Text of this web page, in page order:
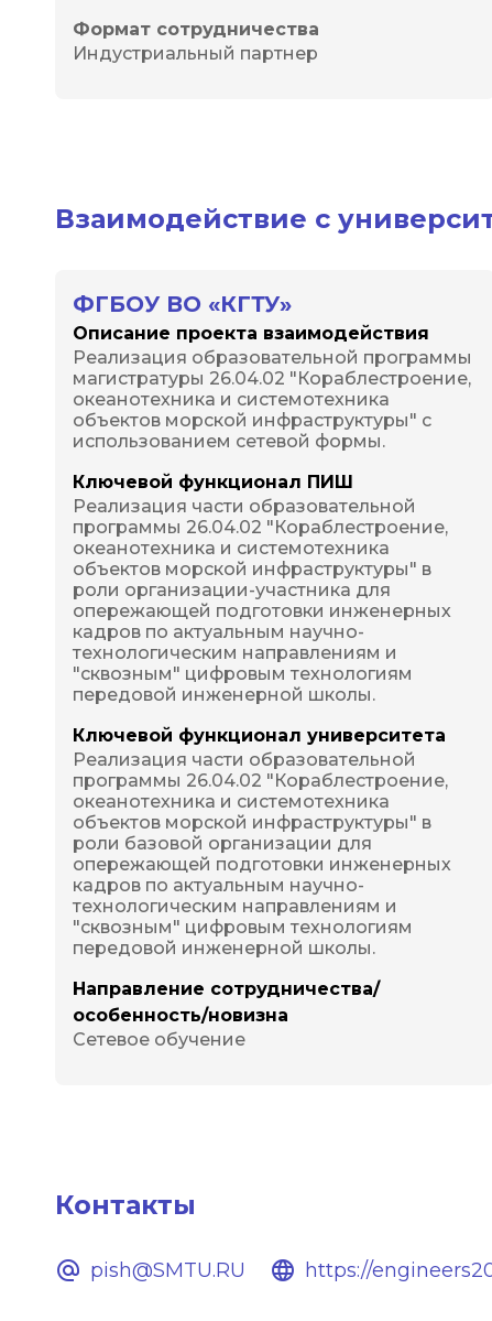
Формат сотрудничества
Индустриальный партнер
Взаимодействие с
ФГБОУ ВО «КГТУ»
Описание проекта взаимодействия
Реализация образовательной программы
магистратуры 26.04.02 "Кораблестроение,
океанотехника и системотехника
объектов морской инфраструктуры" с
использованием сетевой формы.
Ключевой функционал ПИШ
Реализация части образовательной
программы 26.04.02 "Кораблестроение,
океанотехника и системотехника
объектов морской инфраструктуры" в
роли организации-участника для
опережающей подготовки инженерных
кадров по актуальным научно-
технологическим направлениям и
"сквозным" цифровым технологиям
передовой инженерной школы.
Ключевой функционал университета
Реализация части образовательной
программы 26.04.02 "Кораблестроение,
океанотехника и системотехника
объектов морской инфраструктуры" в
роли базовой организации для
опережающей подготовки инженерных
кадров по актуальным научно-
технологическим направлениям и
"сквозным" цифровым технологиям
передовой инженерной школы.
Направление сотрудничества/
особенность/новизна
Сетевое обучение
Контакты
alternate_email pish@SMTU.RU language https://